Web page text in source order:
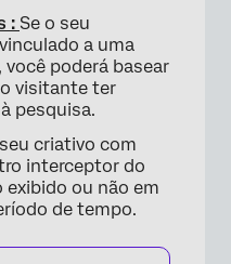
: Se o seu
a uma
poderá basear
visitante ter
pesquisa.
criativo com
interceptor do
ou não em
de tempo.